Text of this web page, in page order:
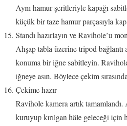
Aynı hamur şeritleriyle kapağı
küçük bir taze hamur parçasıyla
Standı hazırlayın ve Ravihole’u
Ahşap tabla üzerine tripod bağlantı
konuma bir iğne sabitleyin.
iğneye asın. Böylece çekim
Çekime hazır
Ravihole kamera artık
kuruyup kırılgan hâle geleceği için